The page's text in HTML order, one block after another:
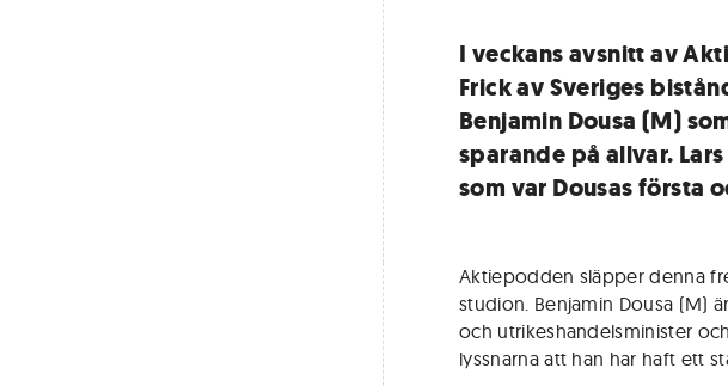
I veckans avsnitt av
Frick av Sveriges
Benjamin Dousa (M)
sparande på allvar.
som var Dousas första
Aktiepodden släpper denna
studion. Benjamin Dousa (M)
och utrikeshandelsminister
lyssnarna att han har haft ett